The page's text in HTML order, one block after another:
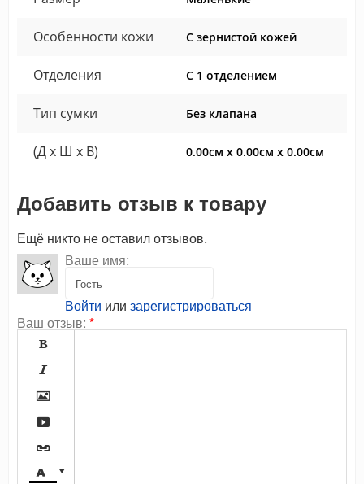
Особенности кожи С зернистой кожей
Отделения С 1 отделением
Тип сумки Без клапана
(Д x Ш x В) 0.00см x 0.00см x 0.00см
Добавить отзыв к товару
Ещё никто не оставил отзывов.
Ваше имя:
Войти или зарегистрироваться
Ваш отзыв: *






